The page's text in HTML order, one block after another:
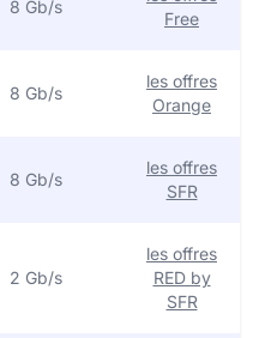
8 Gb/s
Free
8 Gb/s
les offres
Orange
8 Gb/s
les offres
SFR
2 Gb/s
les offres
RED by
SFR